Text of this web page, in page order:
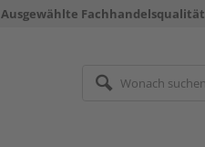
Ausgewählte Fachhandelsqualität